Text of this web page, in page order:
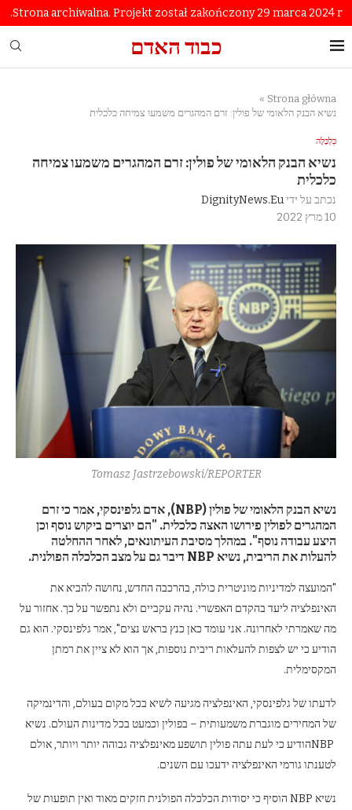
Strona archiwalna. Projekt został zakończony 29 marca 2024 r.
כבוד האדם
Strona główna
»
נשיא הבנק הלאומי של פולין: זרם המהגרים משמעו צמיחה כלכלית
כַּלְכָּלָה
נשיא הבנק הלאומי של פולין: זרם המהגרים משמעו צמיחה
כלכלית
נכתב על ידיDignityNews.eu
10 מרץ 2022
Tomasz Jastrzebowski/REPORTER
נשיא הבנק הלאומי של פולין (NBP), אדם גלפינסקי, אמר כי זרם
המהגרים לפולין פירושו האצה כלכלית. "הם יוצרים ביקוש נוסף וכן
היצע עבודה נוסף". במהלך מסיבת העיתונאים, לאחר ההחלטה
להעלות את הריבית, נשיא NBP דיבר גם על מצב הכלכלה הפולנית.
"המועצה למדיניות מוניטרית כולה, בהרכבה החדש, נחושה להביא את
האינפלציה ליעד בהקדם האפשרי. נהיה עקביים ולא נתפשר על כך. אחזור על
מה שאמרתי לאחרונה. אני עומד כאן כנץ בראש נצים", אמר גלפינסקי. הוא גם
הודיע ​​כי יש לצפות להעלאות ריבית נוספות, אך הוא לא ציין את רמתן
המקסימלית.
לדעתו של גלפינסקי, האינפלציה מגיעה לשיא בכל מקום בעולם, והדינמיקה
של המחירים מוגברת משמעותית – בפולין וכמעט בכל מדינות העולם. נשיא
NBPהודיע ​​כי לעת עתה פולין תושפע מאינפלציה גבוהה יותר ויותר, אולם
לטענתו גורמי האינפלציה ידעכו עם השנים.
נשיא NBP הוסיף כי יסודות הכלכלה הפולנית חזקים מאוד ואין תופעות של